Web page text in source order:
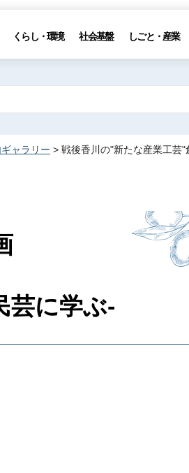
くらし・環境 社会基盤 しごと・産業
ャラリー > 戦後香川の"新たな産業工芸
芸に学ぶ-